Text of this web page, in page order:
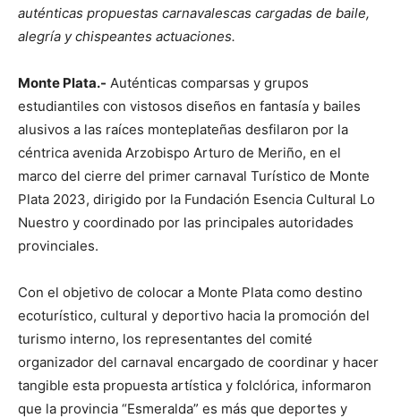
auténticas propuestas carnavalescas cargadas de baile,
alegría y chispeantes actuaciones.
Monte Plata.- Auténticas comparsas y grupos
estudiantiles con vistosos diseños en fantasía y bailes
alusivos a las raíces monteplateñas desfilaron por la
céntrica avenida Arzobispo Arturo de Meriño, en el
marco del cierre del primer carnaval Turístico de Monte
Plata 2023, dirigido por la Fundación Esencia Cultural Lo
Nuestro y coordinado por las principales autoridades
provinciales.
Con el objetivo de colocar a Monte Plata como destino
ecoturístico, cultural y deportivo hacia la promoción del
turismo interno, los representantes del comité
organizador del carnaval encargado de coordinar y hacer
tangible esta propuesta artística y folclórica, informaron
que la provincia “Esmeralda” es más que deportes y